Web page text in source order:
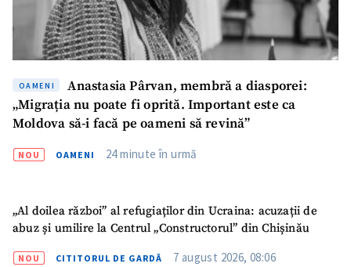
OAMENI
Anastasia Pârvan, membră a diasporei:
„Migrația nu poate fi oprită. Important este ca
Moldova să-i facă pe oameni să revină”
NOU OAMENI 24 minute în urmă
„Al doilea război” al refugiaților din Ucraina: acuzații de
abuz și umilire la Centrul „Constructorul” din Chișinău
NOU CITITORUL DE GARDĂ 7 august 2026, 08:06
Email+ Emailul meu
Am citit și sunt de
acord cupolitica de